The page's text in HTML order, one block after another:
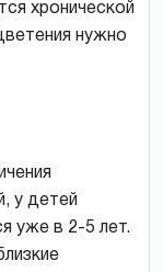
хронической
нужно
у детей
уже в 2-5 лет.